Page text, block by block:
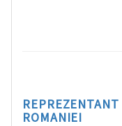
ROMANIEI